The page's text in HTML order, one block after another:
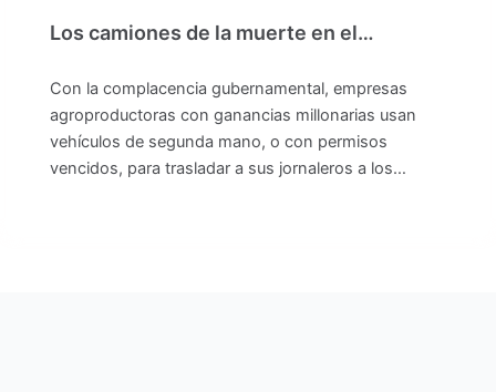
Los camiones de la muerte en el…
Con la complacencia gubernamental, empresas
agroproductoras con ganancias millonarias usan
vehículos de segunda mano, o con permisos
vencidos, para trasladar a sus jornaleros a los…